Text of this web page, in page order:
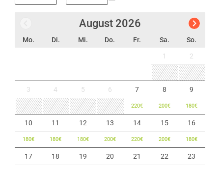
August 2026
Mo. Di. Mi. Do. Fr. Sa. So.
1 2
3 4 5 6 7
220€
8
200€
9
180€
10
180€
11
180€
12
180€
13
200€
14
220€
15
200€
16
180€
17 18 19 20 21 22 23